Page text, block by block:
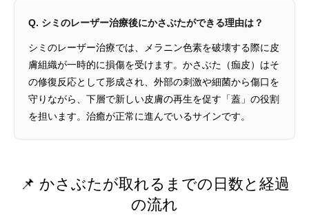
Q. シミのレーザー治療後にかさぶたができる理由は？
シミのレーザー治療では、メラニン色素を破壊する際に皮
膚組織が一時的に損傷を受けます。かさぶた（痂皮）はそ
の修復反応として形成され、外部の刺激や細菌から傷口を
守りながら、下層で新しい皮膚の再生を促す「蓋」の役割
を担います。治癒が正常に進んでいるサインです。
📌 かさぶたが取れるまでの日数と経過
の流れ